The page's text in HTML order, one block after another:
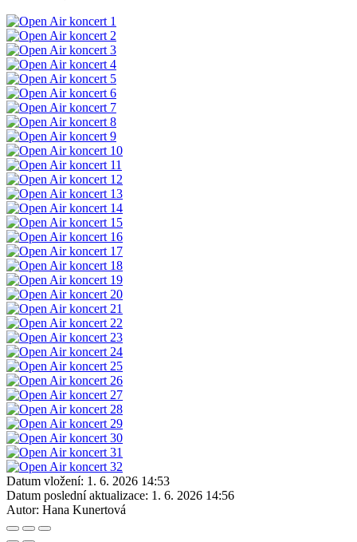
Datum vložení: 1. 6. 2026 14:53
Datum poslední aktualizace: 1. 6. 2026 14:56
Autor: Hana Kunertová